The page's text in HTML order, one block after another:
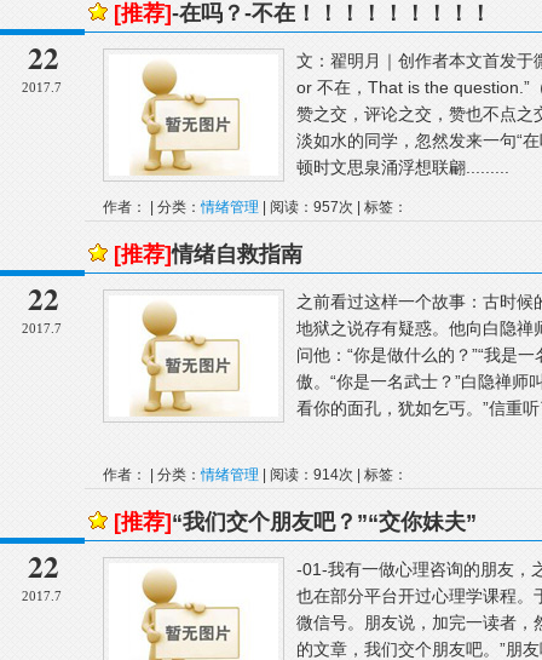
22
2017.7
[推荐]-在吗？-不在！！！！！！！！！
文：翟明月｜创作者本文首发于
or 不在，That is the question.”
赞之交，评论之交，赞也不点
淡如水的同学，忽然发来一句“
顿时文思泉涌浮想联翩.........
作者： | 分类：情绪管理 | 阅读：957次 | 标签：
22
2017.7
[推荐]情绪自救指南
之前看过这样一个故事：古时
地狱之说存有疑惑。他向白隐禅
问他：“你是做什么的？”“我是
傲。“你是一名武士？”白隐禅师
看你的面孔，犹如乞丐。”信重
作者： | 分类：情绪管理 | 阅读：914次 | 标签：
22
2017.7
[推荐] “我们交个朋友吧？”“交你妹夫”
-01-我有一做心理咨询的朋友，
也在部分平台开过心理学课程
微信号。朋友说，加完一读者，
的文章，我们交个朋友吧。”朋